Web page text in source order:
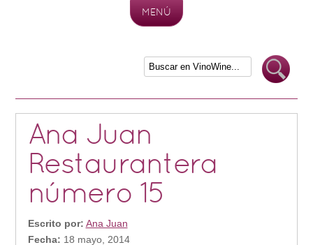
MENÚ
Ana Juan
Restaurantera
número 15
Escrito por: Ana Juan
Fecha: 18 mayo, 2014